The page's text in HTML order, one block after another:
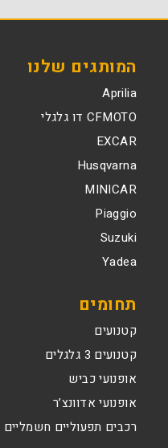
המותגים שלנו
Aprilia
CFMOTO דו גלגלי
EXCAR
Husqvarna
MINICAR
Piaggio
Suzuki
Yadea
תחומים
קטנועים
קטנועים 3 גלגלים
אופנועי כביש
אופנועי אדוונצ’ר
רכבים תפעוליים חשמליים